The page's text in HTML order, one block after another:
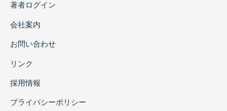
著者ログイン
会社案内
お問い合わせ
リンク
採用情報
プライバシーポリシー